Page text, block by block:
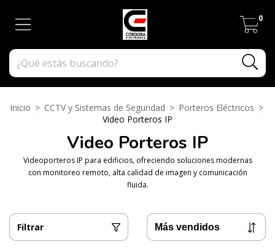
0
Inicio > CCTV y Sistemas de Seguridad > Porteros Eléctricos >
Video Porteros IP
Video Porteros IP
Videoporteros IP para edificios, ofreciendo soluciones modernas
con monitoreo remoto, alta calidad de imagen y comunicación
fluida.
Filtrar